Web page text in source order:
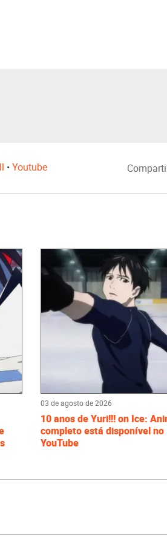
•Youtube
03 de agosto de 2026
10 anos de Yuri!!! on Ice:
completo está disponível no
YouTube